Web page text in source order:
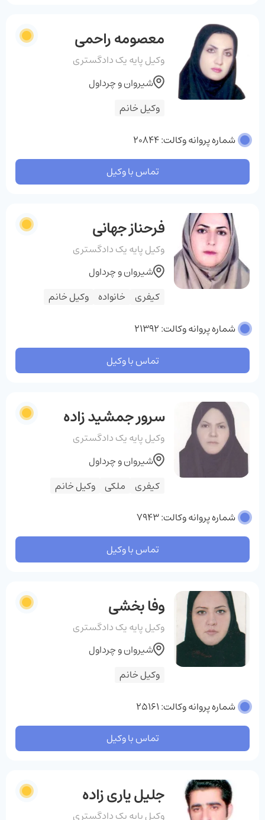
معصومه راحمی
وکیل پایه یک دادگستری
وکیل خانم
شیروان و چرداول
شماره پروانه وکالت: 20844
تماس با وکیل
فرحناز جهانی
وکیل پایه یک دادگستری
کیفری خانواده وکیل خانم
شیروان و چرداول
شماره پروانه وکالت: 21392
تماس با وکیل
سرور جمشید زاده‌
وکیل پایه یک دادگستری
کیفری ملکی وکیل خانم
شیروان و چرداول
شماره پروانه وکالت: 7943
تماس با وکیل
وفا بخشی
وکیل پایه یک دادگستری
وکیل خانم
شیروان و چرداول
شماره پروانه وکالت: 25161
تماس با وکیل
جلیل یاری زاده
وکیل پایه یک دادگستری